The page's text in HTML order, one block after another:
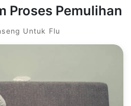
Proses Pemulihan
Untuk Flu